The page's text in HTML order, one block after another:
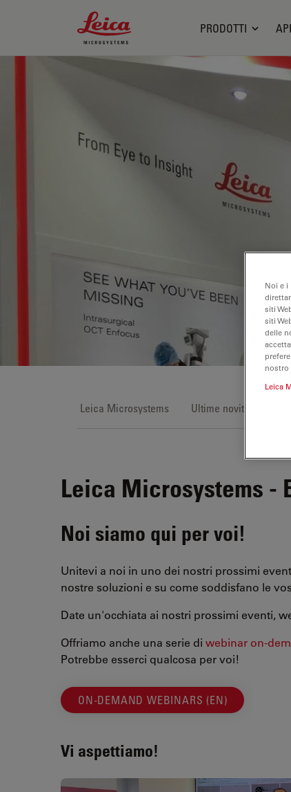
Leica Microsystems Logo
PRODOTTI
Leica Microsystems Ultime novità
Leica Microsystems -
Noi siamo qui per voi!
Unitevi a noi in uno dei nostri prossimi
nostre soluzioni e su come soddisfano le
Date un'occhiata ai nostri prossimi eventi,
Offriamo anche una serie di webinar on-
Potrebbe esserci qualcosa per voi!
ON-DEMAND WEBINARS (EN)
Vi aspettiamo!
Noi e i
siti
siti
delle
nostro
Leica